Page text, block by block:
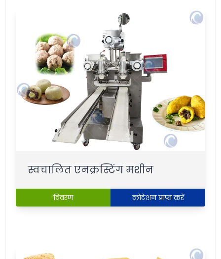
स्वचालित एनक्रस्टिंग मशीन
विवरण कोटेशन प्राप्त करें